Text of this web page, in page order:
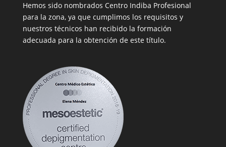
Hemos sido nombrados Centro Indiba Profesional
para la zona, ya que cumplimos los requisitos y
nuestros técnicos han recibido la formación
adecuada para la obtención de este título.